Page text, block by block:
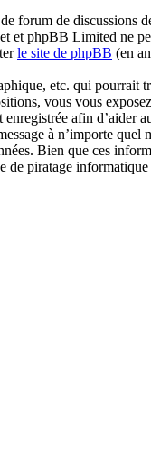
forum de discussions
phpBB Limited ne
le site de phpBB (en
etc. qui pourrait
vous vous
afin
à n’importe quel
Bien que ces
piratage